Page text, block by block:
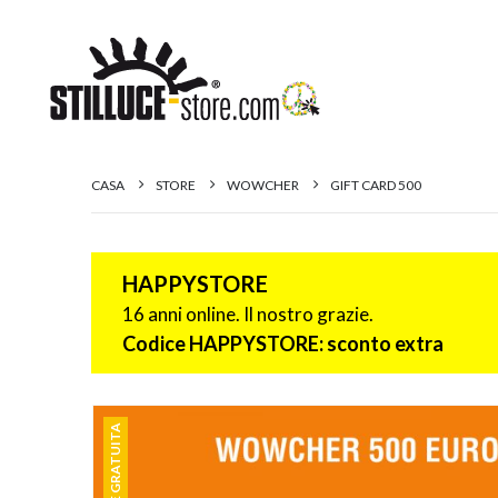
CASA STORE WOWCHER GIFT CARD 500
HAPPYSTORE
16 anni online. Il nostro grazie.
Codice HAPPYSTORE: sconto extra